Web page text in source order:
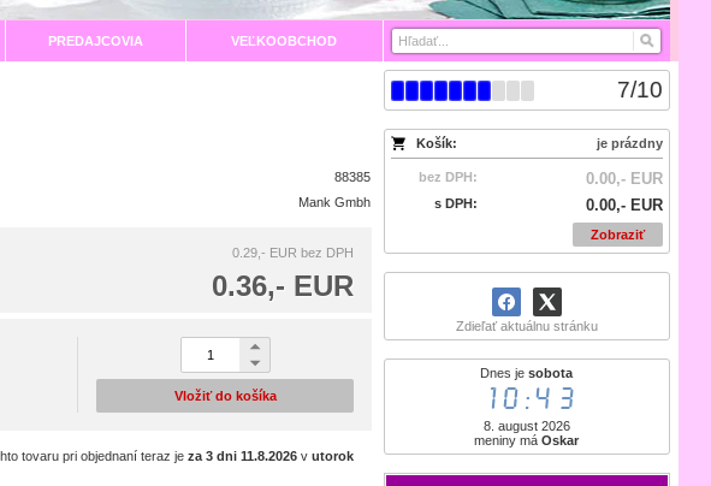
PREDAJCOVIA VEĽKOOBCHOD
7/10
Košík: je prázdny
bez DPH: 0.00,- EUR
s DPH: 0.00,- EUR
Zobraziť
Zdieľať aktuálnu stránku
Dnes jesobota
10:43
8. august 2026
meniny máOskar
88385
Mank Gmbh
0.29,- EUR bez DPH
0.36,- EUR
Vložiť do košíka
tovaru pri objednaní teraz je za 3 dni 11.8.2026v utorok